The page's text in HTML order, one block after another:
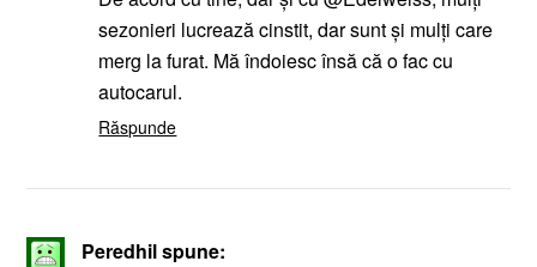
sezonieri lucrează cinstit, dar sunt și mulți care
merg la furat. Mă îndoiesc însă că o fac cu
autocarul.
Răspunde
Peredhilspune: